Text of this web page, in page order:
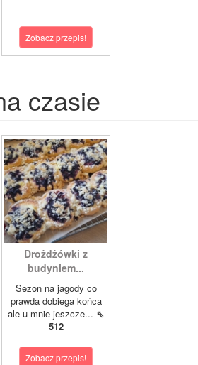
Zobacz przepis!
czasie
Drożdżówki z
budyniem...
Sezon na jagody co
prawda dobiega końca
ale u mnie jeszcze... ⇖
512
Zobacz przepis!